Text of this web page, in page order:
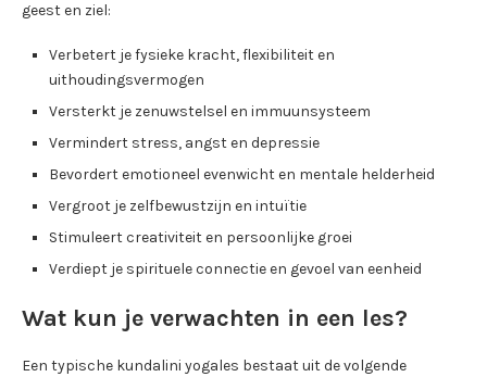
geest en ziel:
Verbetert je fysieke kracht, flexibiliteit en
uithoudingsvermogen
Versterkt je zenuwstelsel en immuunsysteem
Vermindert stress, angst en depressie
Bevordert emotioneel evenwicht en mentale helderheid
Vergroot je zelfbewustzijn en intuïtie
Stimuleert creativiteit en persoonlijke groei
Verdiept je spirituele connectie en gevoel van eenheid
Wat kun je verwachten in een les?
Een typische kundalini yogales bestaat uit de volgende